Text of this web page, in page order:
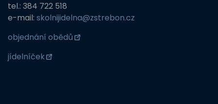
tel.: 384 722 518
e-mail: skolnijidelna@zstrebon.cz
objednání obědů
jídelníček